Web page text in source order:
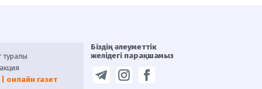
туралы
| онлайн газет
Біздің әлеуметтік
желідегі парақшамыз